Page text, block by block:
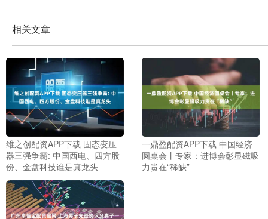
相关文章
维之创配资APP下载 固态变压
器三强争霸: 中国西电、四方股
份、金盘科技谁是真龙头
一鼎盈配资APP下载 中国经济
圆桌会丨专家：进博会彰显磁吸
力贵在“稀缺”